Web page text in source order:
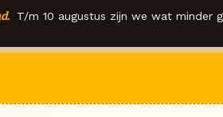
T/m 10 augustus zijn we wat minder